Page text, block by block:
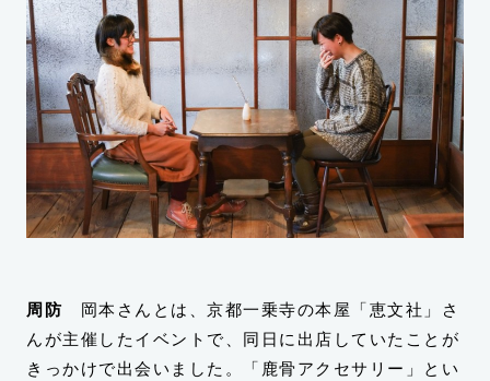
周防 岡本さんとは、京都一乗寺の本屋「恵文社」さ
んが主催したイベントで、同日に出店していたことが
きっかけで出会いました。「鹿骨アクセサリー」とい